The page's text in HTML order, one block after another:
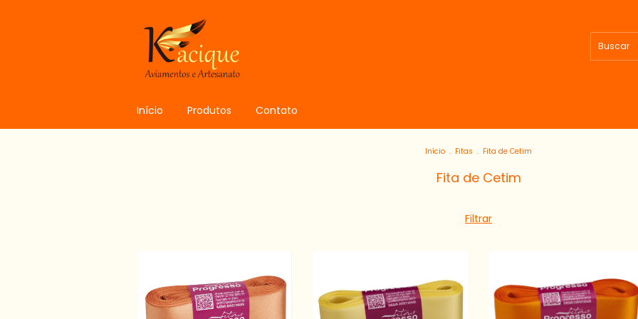
Início Produtos Contato
Início . Fitas . Fita de Cetim
Fita de Cetim
Filtrar